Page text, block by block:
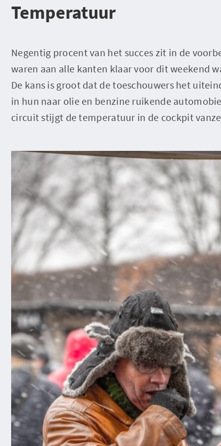
Temperatuur
Negentig procent van het succes zit in de
waren aan alle kanten klaar voor dit weekend
De kans is groot dat de toeschouwers het
in hun naar olie en benzine ruikende
circuit stijgt de temperatuur in de cockpit